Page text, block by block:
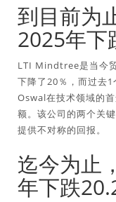
到目前为
2025年下
LTI Mindtree是当今
下降了20％，而过去
Oswal在技术领域的
额。该公司的两个关
提供不对称的回报。
迄今为止
年下跌